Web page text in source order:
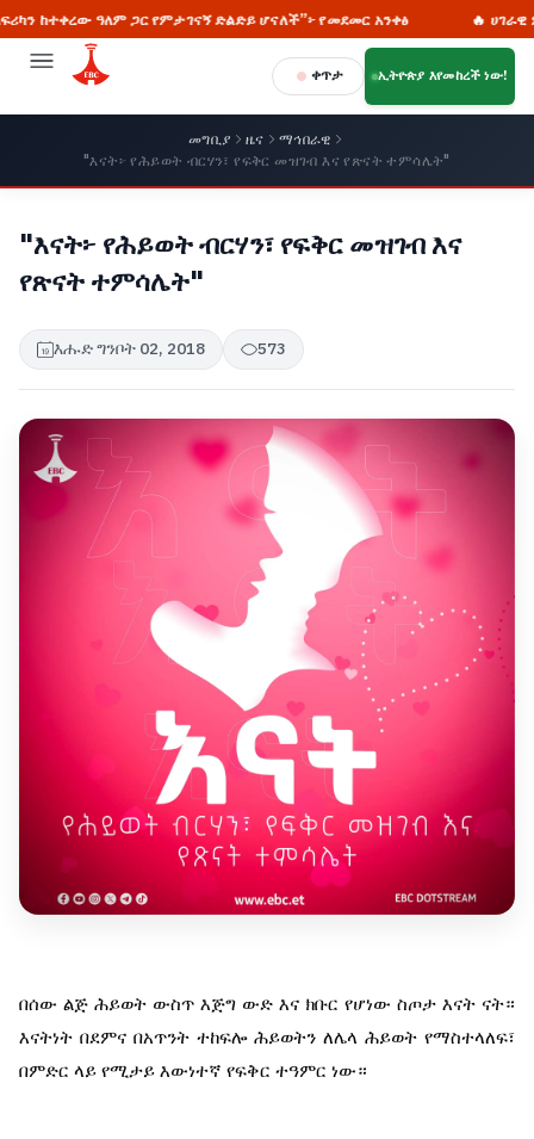
ዓለም ጋር የምታገናኝ ድልድይ ሆናለች”፦ የመደመር አንቀፅ 🔥 ሀገራዊ ምክክር፡-
ቀጥታ ኢትዮጵያ እየመከረች ነው!
መግቢያ ዜና
ማኅበራዊ
"እናት፦ የሕይወት ብርሃን፣ የፍቅር መዝገብ እና የጽናት ተምሳሌት"
"እናት፦ የሕይወት ብርሃን፣ የፍቅር መዝገብ እና
የጽናት ተምሳሌት"
እሑድ ግንቦት 02, 2018 573
በሰው ልጅ ሕይወት ውስጥ እጅግ ውድ እና ክቡር የሆነው ስጦታ እናት ናት።
እናትነት በደምና በአጥንት ተከፍሎ ሕይወትን ለሌላ ሕይወት የማስተላለፍ፣
በምድር ላይ የሚታይ እውነተኛ የፍቅር ተዓምር ነው።